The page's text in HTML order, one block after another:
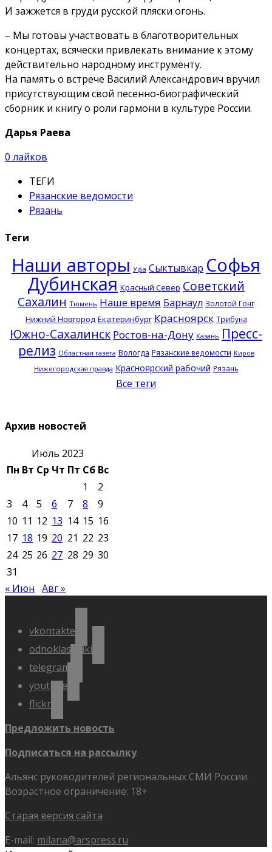
И зажжется в груди русской пляски огонь.
– Мы готовы участвовать в благотворительных
концертах, всячески привлекать внимание к этому
действительно народному инструменту.
На память о встрече Василий Александрович вручил
присутствующим свой песенно-биографический
сборник и книгу о роли гармони в культуре России.
Дарья Раева
0 лайков
ТЕГИ
Рязанские ведомости
Рязань
Теги
Наши авторы Уфа Сыктывкар Софья
Дубинская Красный Север Советский
Сахалин Тюмень Наше время Барнаул Золотой Гонг
Нижний Новгород Екатеринбург Красноярск Трибуна
Южно-Сахалинск Ростов-на-Дону Казань Пресс-
релиз Областная газета Вологда Рязанские ведомости Киров
Нижегородская правда Красноярский рабочий Рязань
Все теги
Архив новостей
Июль 2023
Пн Вт Ср Чт Пт Сб Вс
1
2
3
4 5 6 7 8
9
10 11 12 13 14 15 16
17 18 19 20 21 22 23
24 25 26 27 28 29 30
31
« Июн Авг »
vkontakte
odnoklassniki
telegram
youtube
flickr
Предложить новость
Подписаться на рассылку
Альянс руководителей региональных СМИ России.
Возрастное ограничение: 18+
Старая версия сайта
E-mail: milana@arspress.ru